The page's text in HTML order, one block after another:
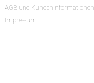
AGB und Kundeninformationen
Impressum